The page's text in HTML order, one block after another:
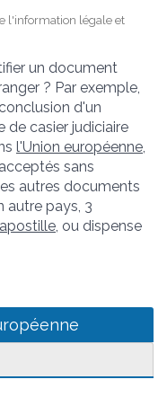
l'information légale et
un document
? Par exemple,
d'un
de casier judiciaire
l'Union européenne
sans
autres documents
autre pays, 3
apostille , ou dispense